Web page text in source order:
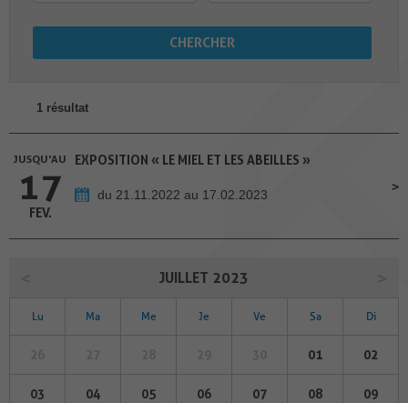
1 résultat
JUSQU'AU
17
FEV.
EXPOSITION « LE MIEL ET LES ABEILLES »
du 21.11.2022 au 17.02.2023
JUILLET 2023
Lu Ma Me Je Ve Sa Di
01 02
03 04 05 06 07 08 09